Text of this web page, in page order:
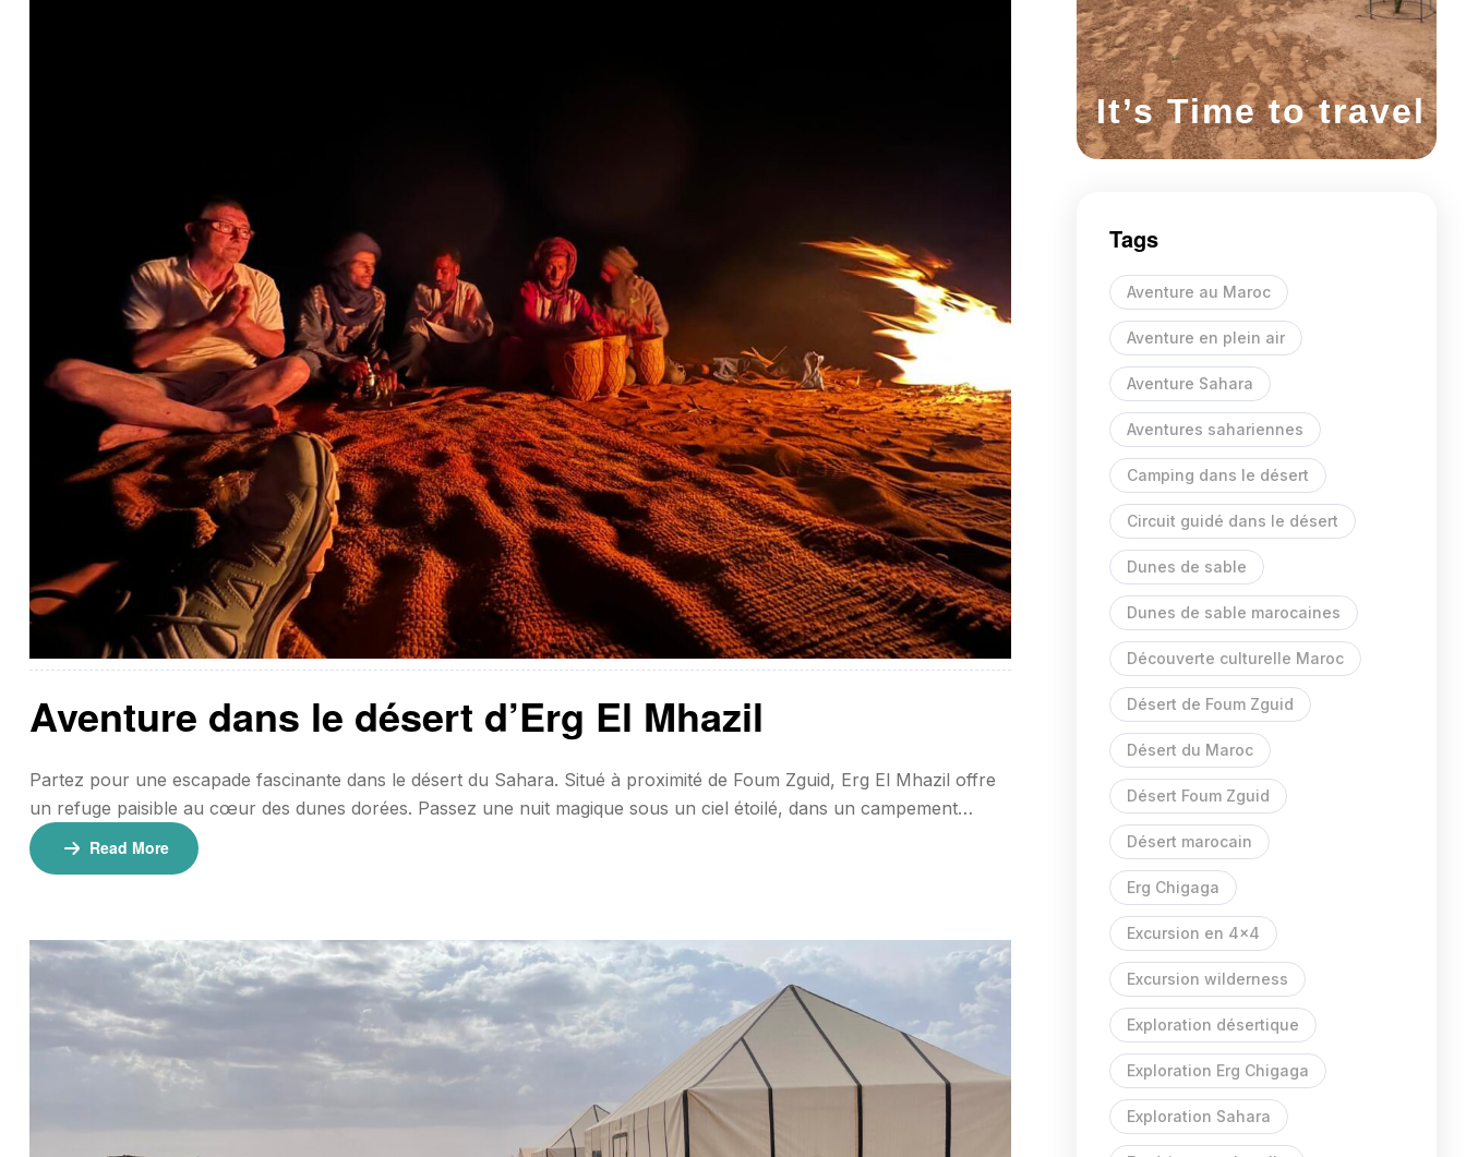
Aventure dans le désert d’Erg El Mhazil
Partez pour une escapade fascinante dans le désert du Sahara. Situé à proximité de Foum Zguid, Erg El Mhazil offre
un refuge paisible au cœur des dunes dorées. Passez une nuit magique sous un ciel étoilé, dans un campement
traditionnel pour une expérience saharienne inoubliable. ⏳ Durée : 2 jours / 1 nuit📍 Point de départ : Foum Zguid
Tarifs 💰 130€ […]
Read More
It’s Time to travel
Tags
Aventure au Maroc
Aventure en plein air
Aventure Sahara
Aventures sahariennes
Camping dans le désert
Circuit guidé dans le désert
Dunes de sable
Dunes de sable marocaines
Découverte culturelle Maroc
Désert de Foum Zguid
Désert du Maroc
Désert Foum Zguid
Désert marocain
Erg Chigaga
Excursion en 4x4
Excursion wilderness
Exploration désertique
Exploration Erg Chigaga
Exploration Sahara